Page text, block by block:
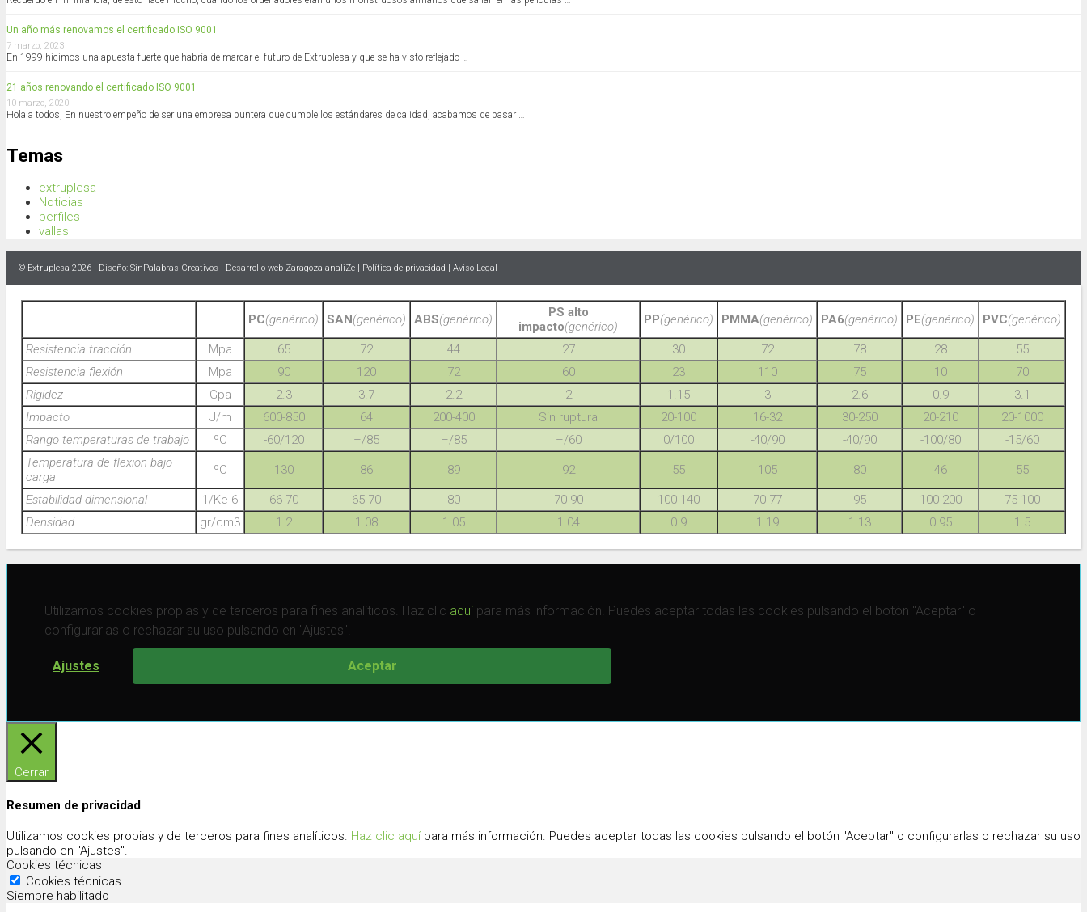
Un año más renovamos el certificado ISO 9001
7 marzo, 2023
En 1999 hicimos una apuesta fuerte que habría de marcar el futuro de Extruplesa y que se ha visto reflejado …
21 años renovando el certificado ISO 9001
10 marzo, 2020
Hola a todos, En nuestro empeño de ser una empresa puntera que cumple los estándares de calidad, acabamos de pasar …
Temas
extruplesa
Noticias
perfiles
vallas
© Extruplesa 2026 | Diseño: SinPalabras Creativos Desarrollo web Zaragoza analiZe | Política de privacidad Aviso Legal
PC(genérico) SAN (genérico) ABS(genérico)
PS alto
impacto(genérico) PP(genérico) PMMA(genérico) PA6(genérico) PE(genérico) PVC(genérico)
Resistencia tracción Mpa 65 72 44 27 30 72 78 28
55
Resistencia flexión
Mpa 90 120 72 60 23 110 75 10
70
Rigidez
Gpa 2.3 3.7 2.2 2 1.15 3 2.6 0.9
3.1
Impacto
J/m 600-850 64 200-400 Sin ruptura 20-100 16-32 30-250 20-210
20-1000
Rango temperaturas de trabajo
ºC -60/120 –/85 –/85 –/60 0/100 -40/90 -40/90 -100/80
-15/60
Temperatura de flexion bajo
carga
ºC 130 86 89 92 55 105 80 46 55
Estabilidad dimensional 1/Ke-6 66-70 65-70 80 70-90 100-140 70-77 95 100-200
75-100
Densidad
gr/cm3 1.2 1.08 1.05 1.04 0.9 1.19 1.13 0.95 1.5
Utilizamos cookies propias y de terceros para fines analíticos. Haz clic aquípara más información. Puedes aceptar todas las cookies pulsando el botón "Aceptar" o
configurarlas o rechazar su uso pulsando en "Ajustes".
Ajustes Aceptar
Cerrar
Resumen de privacidad
Utilizamos cookies propias y de terceros para fines analíticos. Haz clic aquí para más información. Puedes aceptar todas las cookies pulsando el botón "Aceptar" o configurarlas o rechazar su uso
pulsando en "Ajustes".
Cookies técnicas
Cookies técnicas
Siempre habilitado